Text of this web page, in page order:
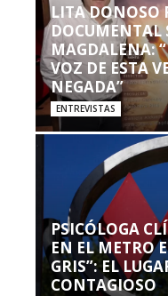
LITA DONOSO
DOCUMENTAL
MAGDALENA:
VOZ DE ESTA
NEGADA”
ENTREVISTAS
PSICÓLOGA
EN EL METRO
GRIS”: EL
CONTAGIOSO